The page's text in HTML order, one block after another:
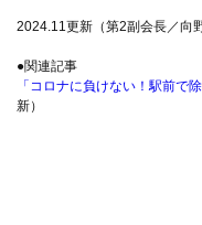
2024.11更新（第2副会長／向
●関連記事
「コロナに負けない！駅前で
新）